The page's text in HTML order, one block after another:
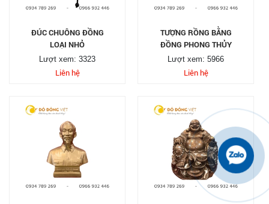
ĐÚC CHUÔNG ĐỒNG
LOẠI NHỎ
Lượt xem: 3323
Liên hệ
TƯỢNG RỒNG BẰNG
ĐỒNG PHONG THỦY
Lượt xem: 5966
Liên hệ